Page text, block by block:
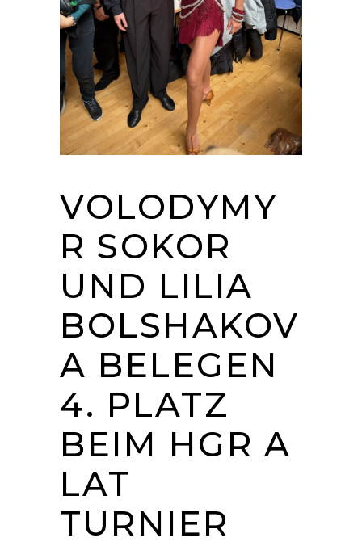
VOLODYMY
R SOKOR
UND LILIA
BOLSHAKOV
A BELEGEN
4. PLATZ
BEIM HGR A
LAT
TURNIER